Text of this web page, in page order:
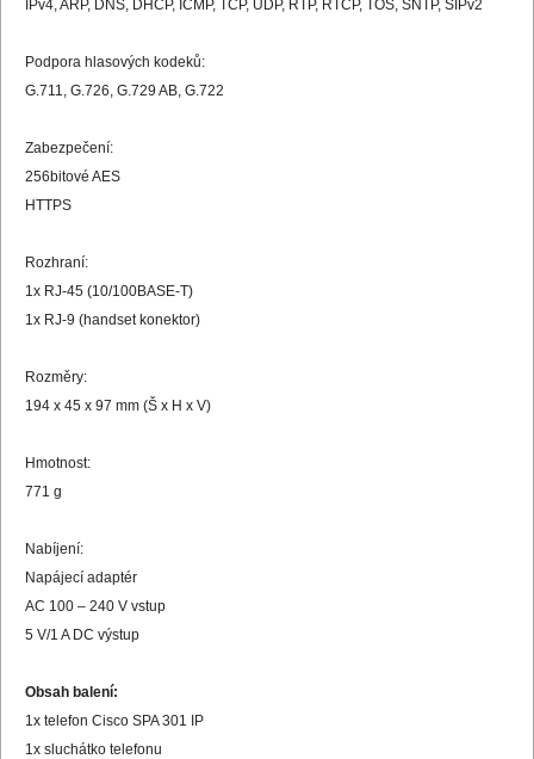
IPv4, ARP, DNS, DHCP, ICMP, TCP, UDP, RTP, RTCP, TOS, SNTP, SIPv2
Podpora hlasových kodeků:
G.711, G.726, G.729 AB, G.722
Zabezpečení:
256bitové AES
HTTPS
Rozhraní:
1x RJ-45 (10/100BASE-T)
1x RJ-9 (handset konektor)
Rozměry:
194 x 45 x 97 mm (Š x H x V)
Hmotnost:
771 g
Nabíjení:
Napájecí adaptér
AC 100 – 240 V vstup
5 V/1 A DC výstup
Obsah balení:
1x telefon Cisco SPA 301 IP
1x sluchátko telefonu